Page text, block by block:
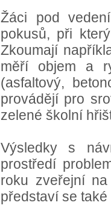
Žáci pod
pokusů, při
Zkoumají
měří objem a
(asfaltový,
provádějí pro
zelené školní
Výsledky s
prostředí
roku zveřejní
představí se